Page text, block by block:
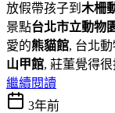
放假帶孩子到 木柵
景點台北市立動物
愛的熊貓館, 台北
山甲館, 莊董覺得
繼續閱讀
3年前